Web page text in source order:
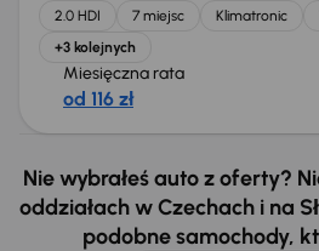
2.0 HDI 7 miejsc Klimatronic
+3 kolejnych
Miesięczna rata
od 116 zł
Nie wybrałeś auto z oferty?
oddziałach w Czechach i na
podobne samochody,